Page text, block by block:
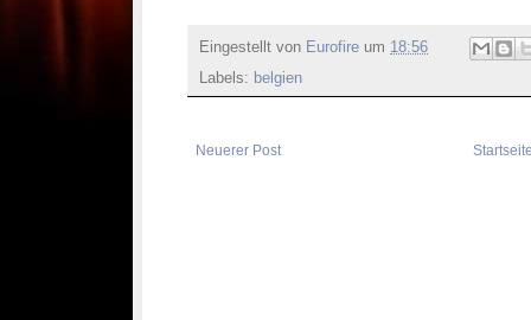
Eingestellt von Eurofire um 18:56
Labels: belgien
Neuerer Post